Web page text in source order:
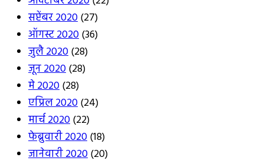
सप्टेंबर 2020(27)
ऑगस्ट 2020(36)
जुलै 2020(28)
जून 2020(28)
मे 2020(28)
एप्रिल 2020(24)
मार्च 2020(22)
फेब्रुवारी 2020(18)
जानेवारी 2020(20)